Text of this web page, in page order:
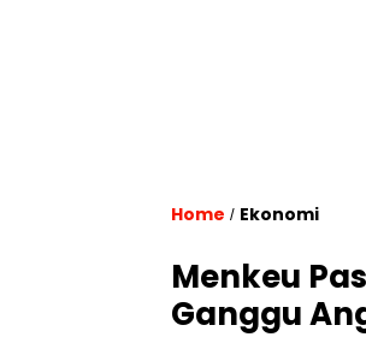
Home / Ekonomi
Menkeu
Ganggu